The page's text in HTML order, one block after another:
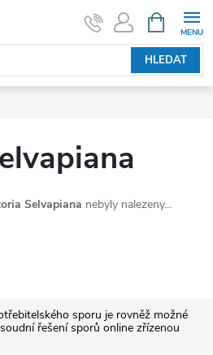
HLEDAT
NÁKUPNÍ
KOŠÍK
Selvapiana nebyly nalezeny...
sporu je rovněž možné
řešení sporů online zřízenou